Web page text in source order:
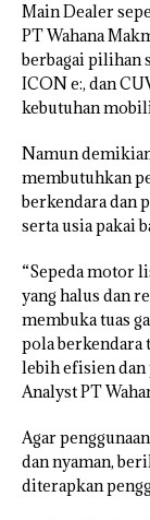
Main Dealer
PT Wahana
berbagai pilihan
ICON e:, dan
kebutuhan
Namun
membutuhkan
berkendara dan
serta usia pakai
“Sepeda motor
yang halus dan
membuka tuas
pola berkendara
lebih efisien dan
Analyst PT
Agar
dan nyaman,
diterapkan